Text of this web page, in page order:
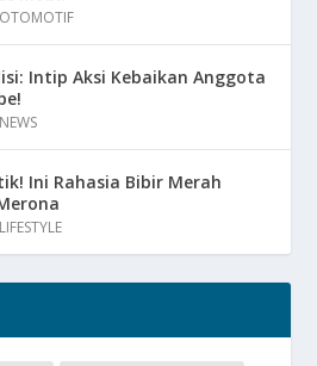
OTOMOTIF
Intip Aksi Kebaikan Anggota
NEWS
Ini Rahasia Bibir Merah
LIFESTYLE